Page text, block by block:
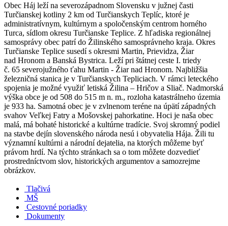
Obec Háj leží na severozápadnom Slovensku v južnej časti
Turčianskej kotliny 2 km od Turčianskych Teplíc, ktoré je
administratívnym, kultúrnym a spoločenským centrom horného
Turca, sídlom okresu Turčianske Teplice. Z hľadiska regionálnej
samosprávy obec patrí do Žilinského samosprávneho kraja. Okres
Turčianske Teplice susedí s okresmi Martin, Prievidza, Žiar
nad Hronom a Banská Bystrica. Leží pri štátnej ceste I. triedy
č. 65 severojužného ťahu Martin - Žiar nad Hronom. Najbližšia
železničná stanica je v Turčianskych Tepliciach. V rámci leteckého
spojenia je možné využiť letiská Žilina – Hričov a Sliač. Nadmorská
výška obce je od 508 do 515 m n. m., rozloha katastrálneho územia
je 933 ha. Samotná obec je v zvlnenom teréne na úpätí západných
svahov Veľkej Fatry a Mošovskej pahorkatine. Hoci je naša obec
malá, má bohaté historické a kultúrne tradície. Svoj skromný podiel
na stavbe dejín slovenského národa nesú i obyvatelia Hája. Žili tu
významní kultúrni a národní dejatelia, na ktorých môžeme byť
právom hrdí. Na týchto stránkach sa o tom môžete dozvedieť
prostredníctvom slov, historických argumentov a samozrejme
obrázkov.
Tlačivá
MŠ
Cestovné poriadky
Dokumenty